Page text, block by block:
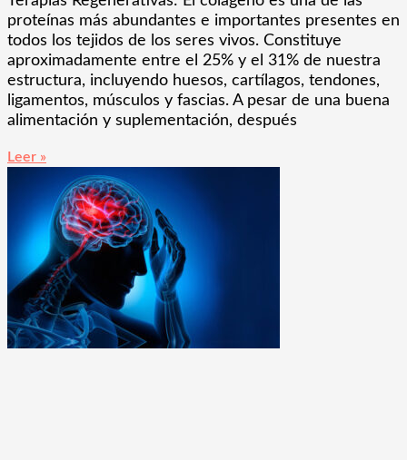
proteínas más abundantes e importantes presentes en
todos los tejidos de los seres vivos. Constituye
aproximadamente entre el 25% y el 31% de nuestra
estructura, incluyendo huesos, cartílagos, tendones,
ligamentos, músculos y fascias. A pesar de una buena
alimentación y suplementación, después
Leer »